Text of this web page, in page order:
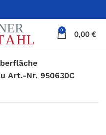
0 0,00 €
Art.-Nr. 950630C